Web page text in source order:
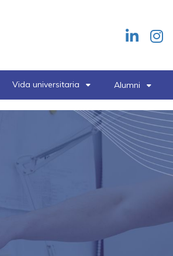
Redes
header
Vida universitaria Alumni